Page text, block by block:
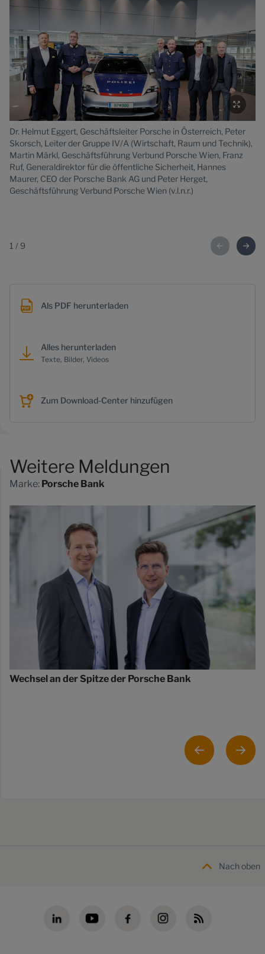
Dr. Helmut Eggert, Geschäftsleiter Porsche in Österreich, Peter
Skorsch, Leiter der Gruppe IV/A (Wirtschaft, Raum und Technik),
Martin Märkl, Geschäftsführung Verbund Porsche Wien, Franz
Ruf, Generaldirektor für die öffentliche Sicherheit, Hannes
Maurer, CEO der Porsche Bank AG und Peter Herget,
Geschäftsführung Verbund Porsche Wien (v.l.n.r.)
1 / 9
Als PDF herunterladen
Alles herunterladen
Texte, Bilder, Videos
Zum Download-Center hinzufügen
Weitere Meldungen
Marke: Porsche Bank
Wechsel an der Spitze der Porsche Bank
Nach oben